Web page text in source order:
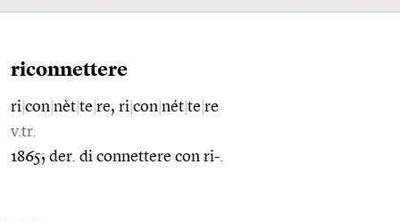
riconnettere
ri con nèt te re, ri con nét te re
v.tr.
1865; der. di connettere con ri-.